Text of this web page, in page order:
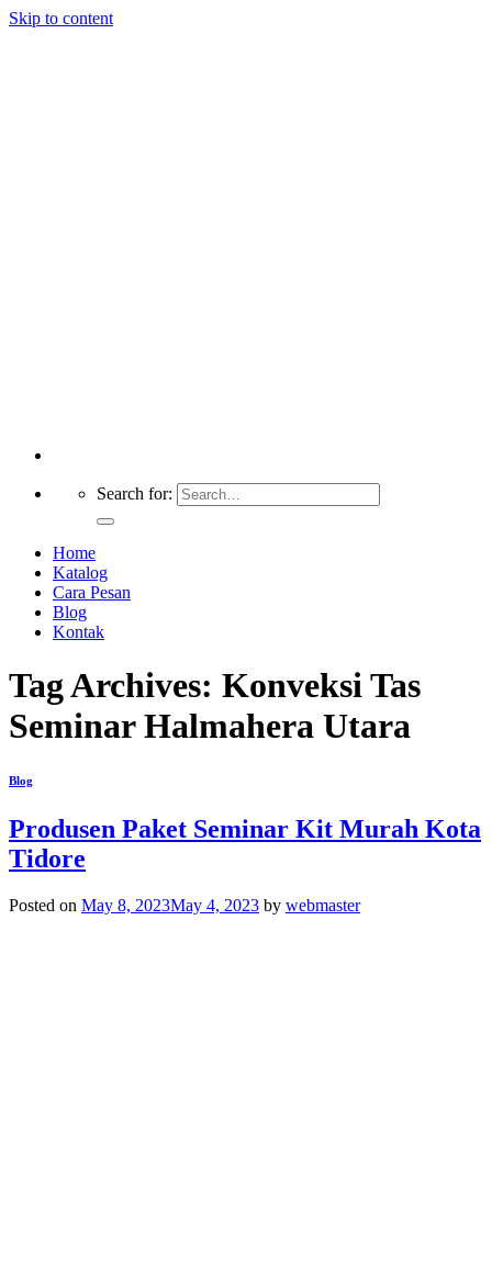
Skip to content
Search for:
Home
Katalog
Cara Pesan
Blog
Kontak
Tag Archives: Konveksi Tas
Seminar Halmahera Utara
Blog
Produsen Paket Seminar Kit Murah Kota
Tidore
Posted on May 8, 2023May 4, 2023 by webmaster